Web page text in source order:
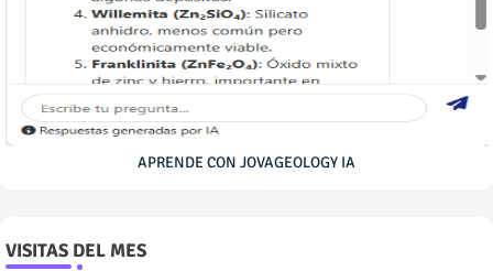
APRENDE CON JOVAGEOLOGY IA
VISITAS DEL MES